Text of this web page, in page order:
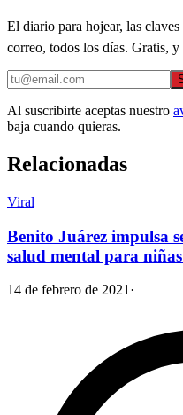
El diario para hojear, las
correo, todos los días. Gratis,
Al suscribirte aceptas nuestro
baja cuando quieras.
Relacionadas
Viral
Benito Juárez impulsa
salud mental para
14 de febrero de 2021 ·